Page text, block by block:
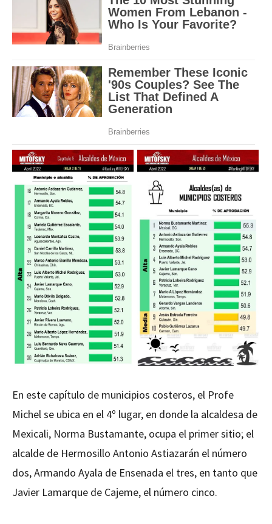
En este capítulo de municipios costeros, el Profe
Michel se ubica en el 4º lugar, en donde la alcaldesa de
Mexicali, Norma Bustamante, ocupa el primer sitio; el
alcalde de Hermosillo Antonio Astiazarán el número
dos, Armando Ayala de Ensenada el tres, en tanto que
Javier Lamarque de Cajeme, el número cinco.